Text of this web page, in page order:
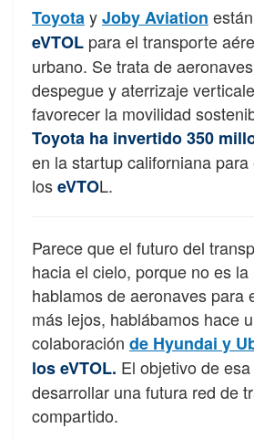
ToyotayJoby Aviation
eVTOL para el transporte
urbano. Se trata de
despegue y aterrizaje
favorecer la movilidad
Toyota ha invertido 350
en la startup californiana
loseVTOL.
Parece que el futuro del
hacia el cielo, porque no es
hablamos de aeronaves para
más lejos, hablábamos hace
colaboración de Hyundai y
los eVTOL. El objetivo de
desarrollar una futura red de
compartido.